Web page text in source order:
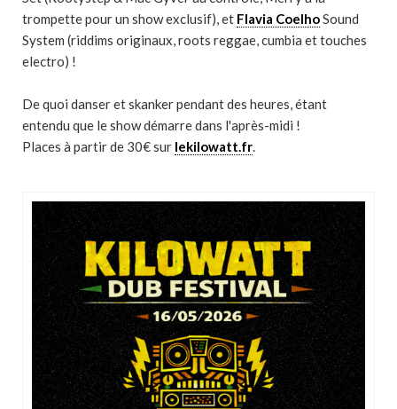
trompette pour un show exclusif), et Flavia CoelhoSound
System (riddims originaux, roots reggae, cumbia et touches
electro) !
De quoi danser et skanker pendant des heures, étant
entendu que le show démarre dans l'après-midi !
Places à partir de 30€ sur lekilowatt.fr.